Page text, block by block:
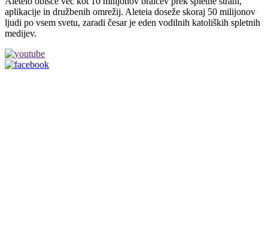
aplikacije in družbenih omrežij. Aleteia doseže skoraj 50 milijonov
ljudi po vsem svetu, zaradi česar je eden vodilnih katoliških spletnih
medijev.